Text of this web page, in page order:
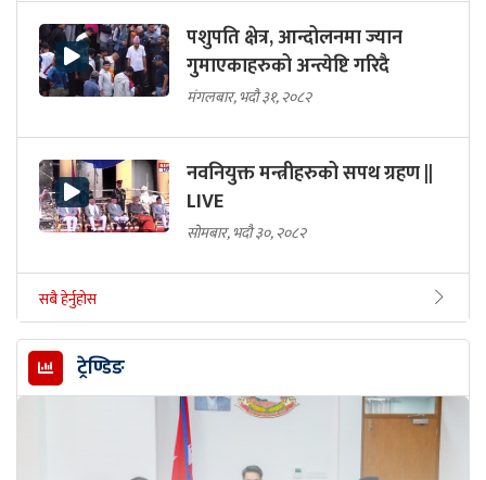
पशुपति क्षेत्र, आन्दोलनमा ज्यान
गुमाएकाहरुको अन्त्येष्टि गरिदै
मंगलबार, भदौ ३१, २०८२
नवनियुक्त मन्त्रीहरुको सपथ ग्रहण ||
LIVE
सोमबार, भदौ ३०, २०८२
सबै हेर्नुहोस
ट्रेण्डिङ